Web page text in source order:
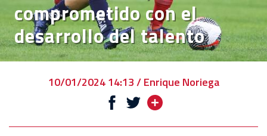
VENTA
DE
BOLETOS
CHIVABONOS
comprometido con el
desarrollo del talento
10/01/2024 14:13 / Enrique Noriega